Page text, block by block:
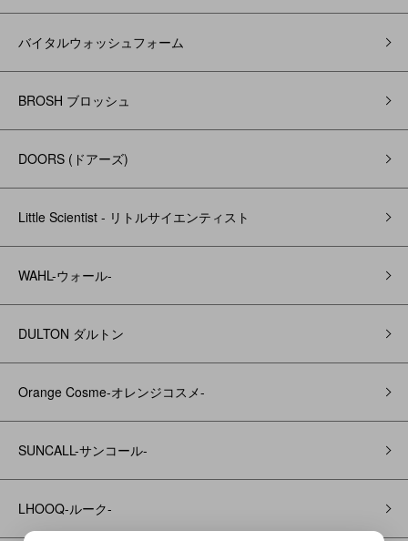
バイタルウォッシュフォーム
BROSH ブロッシュ
DOORS (ドアーズ)
Little Scientist - リトルサイエンティスト
WAHL-ウォール-
DULTON ダルトン
Orange Cosme-オレンジコスメ-
SUNCALL-サンコール-
LHOOQ-ルーク-